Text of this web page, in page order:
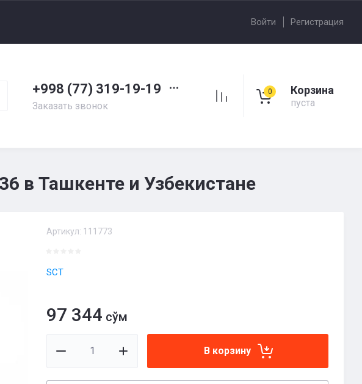
Войти Регистрация
+998 (77) 319-19-19
Заказать звонок
0 Корзина
пуста
в Ташкенте и Узбекистане
Артикул: 111773
SCT
97 344 сўм
В корзину